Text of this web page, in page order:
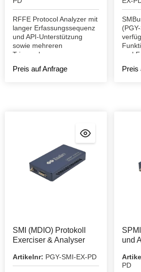
RFFE Protocol Analyzer mit
langer Erfassungssequenz
und API-Unterstützung
sowie mehreren
Triggerebenen.
Preis auf Anfrage
und
Preis
SMI (MDIO) Protokoll
Exerciser & Analyser
Artikelnr: PGY-SMI-EX-PD
und
PD